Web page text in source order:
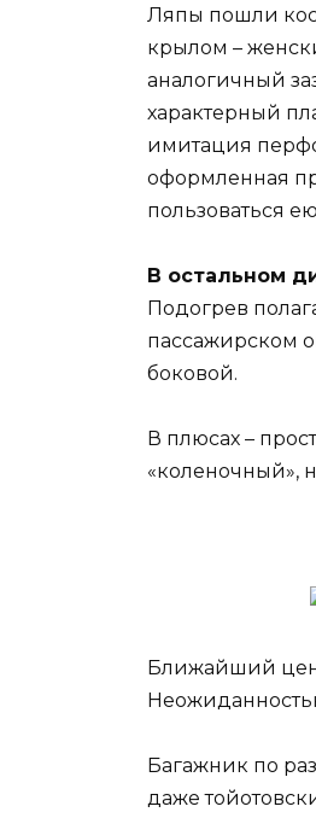
Ляпы пошли
крылом –
аналогичный
характерный
имитация
оформленная
пользоваться
В остальном
Подогрев
пассажирском
боковой.
В плюсах –
«коленочный»,
Ближайший
Багажник по
даже